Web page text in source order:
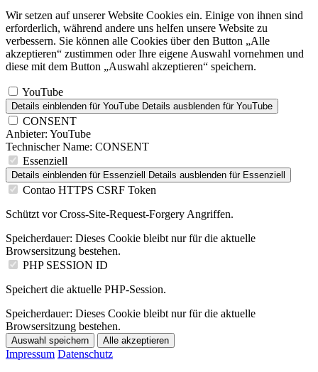
Wir setzen auf unserer Website Cookies ein. Einige von ihnen sind
erforderlich, während andere uns helfen unsere Website zu
verbessern. Sie können alle Cookies über den Button „Alle
akzeptieren“ zustimmen oder Ihre eigene Auswahl vornehmen und
diese mit dem Button „Auswahl akzeptieren“ speichern.
YouTube
Details einblenden für YouTube Details ausblenden für YouTube
CONSENT
Anbieter: YouTube
Technischer Name: CONSENT
Essenziell
Details einblenden für Essenziell Details ausblenden für Essenziell
Contao HTTPS CSRF Token
Schützt vor Cross-Site-Request-Forgery Angriffen.
Speicherdauer: Dieses Cookie bleibt nur für die aktuelle
Browsersitzung bestehen.
PHP SESSION ID
Speichert die aktuelle PHP-Session.
Speicherdauer: Dieses Cookie bleibt nur für die aktuelle
Browsersitzung bestehen.
Auswahl speichern Alle akzeptieren
Impressum Datenschutz